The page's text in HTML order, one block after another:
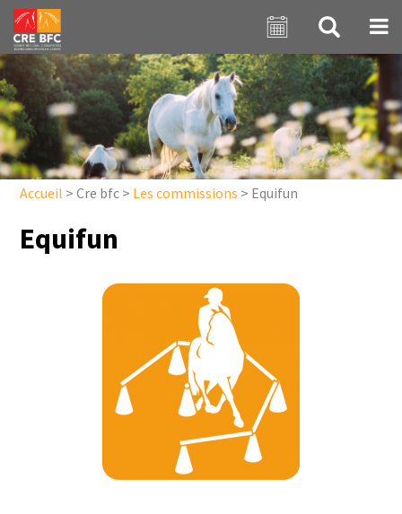
Aller au contenu principal
Accueil > Cre bfc > Les commissions > Equifun
Equifun